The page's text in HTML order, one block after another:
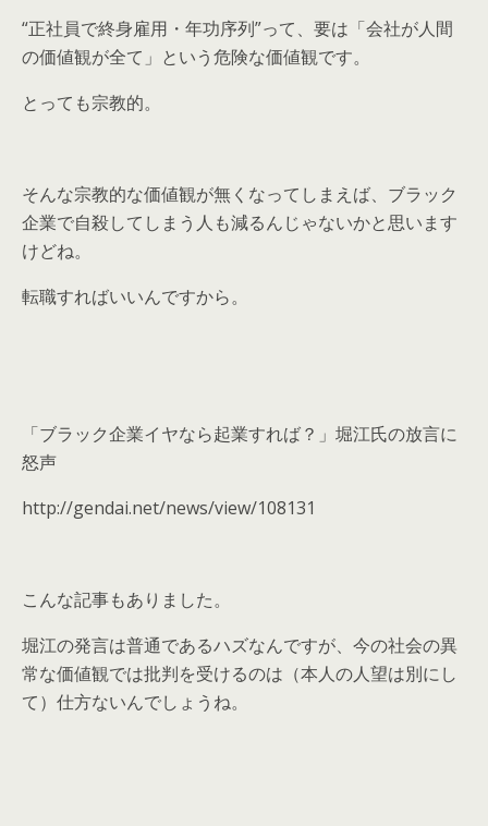
“正社員で終身雇用・年功序列”って、要は「会社が人間
の価値観が全て」という危険な価値観です。
とっても宗教的。
そんな宗教的な価値観が無くなってしまえば、ブラック
企業で自殺してしまう人も減るんじゃないかと思います
けどね。
転職すればいいんですから。
「ブラック企業イヤなら起業すれば？」堀江氏の放言に
怒声
http://gendai.net/news/view/108131
こんな記事もありました。
堀江の発言は普通であるハズなんですが、今の社会の異
常な価値観では批判を受けるのは（本人の人望は別にし
て）仕方ないんでしょうね。